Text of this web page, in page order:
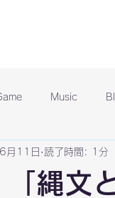
Music
「縄文
月11日 読了時間: 1分